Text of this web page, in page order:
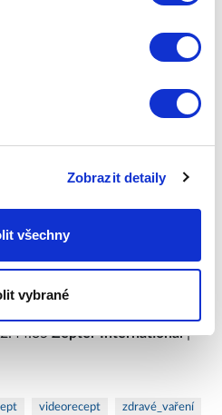
Zobrazit detaily
všechny
vybrané
Zepter International|
videorecept zdravé_vaření